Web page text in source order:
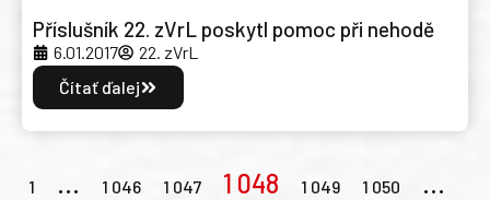
Příslušník 22. zVrL poskytl pomoc při nehodě
6.01.2017
22. zVrL
Čítať ďalej
1 … 1 046 1 047 1 048 1 049 1 050 …